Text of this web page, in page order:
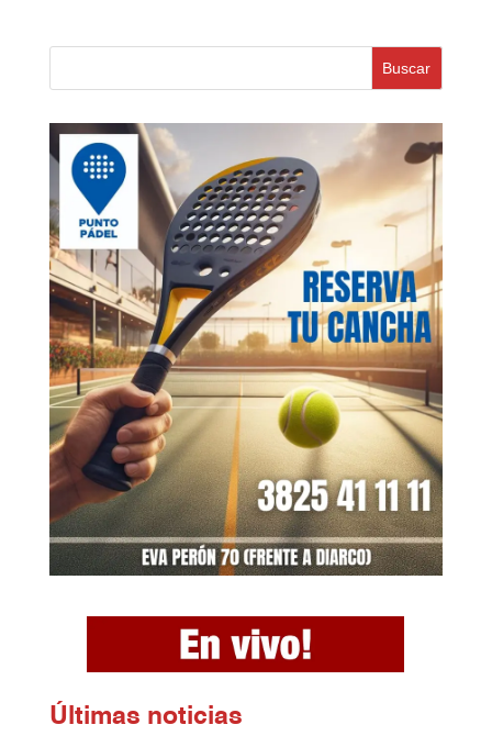
Buscar
Ú ltimas noticias